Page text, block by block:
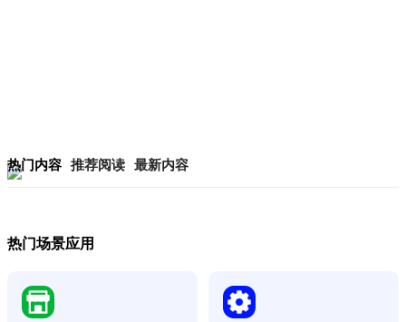
热门内容 推荐阅读 最新内容
热门场景应用